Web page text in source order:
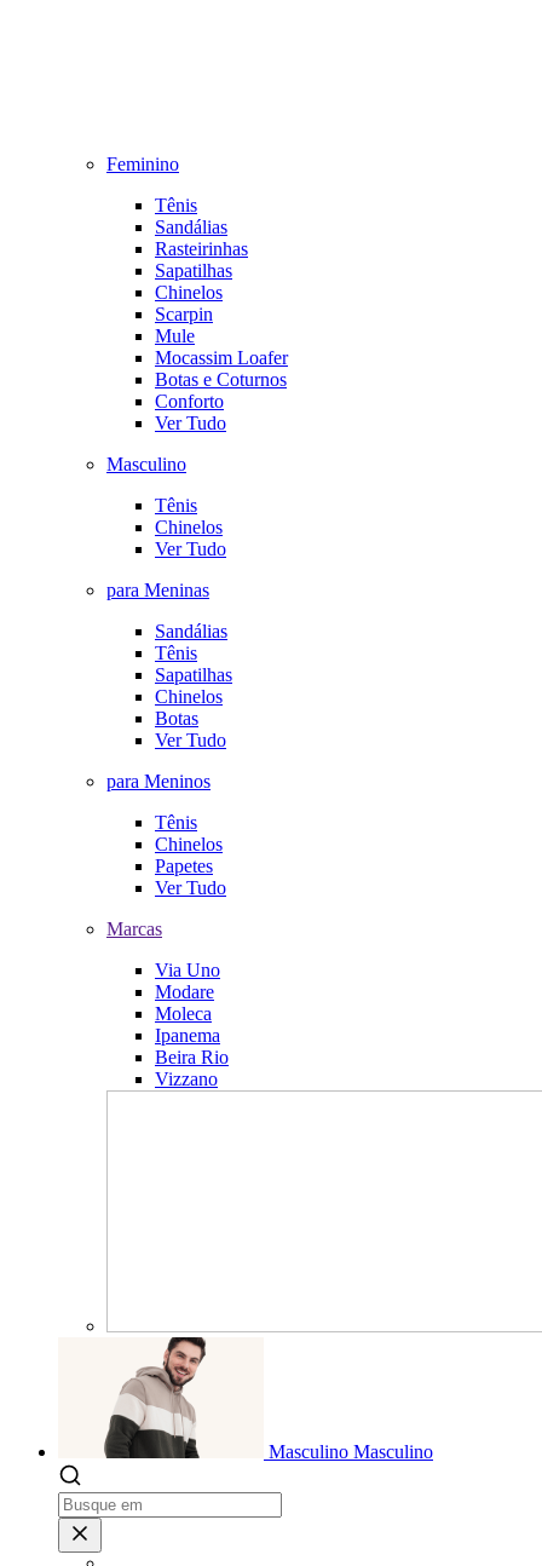
Feminino
Tênis
Sandálias
Rasteirinhas
Sapatilhas
Chinelos
Scarpin
Mule
Mocassim Loafer
Botas e Coturnos
Conforto
Ver Tudo
Masculino
Tênis
Chinelos
Ver Tudo
para Meninas
Sandálias
Tênis
Sapatilhas
Chinelos
Botas
Ver Tudo
para Meninos
Tênis
Chinelos
Papetes
Ver Tudo
Marcas
Via Uno
Modare
Moleca
Ipanema
Beira Rio
Vizzano
Masculino Masculino